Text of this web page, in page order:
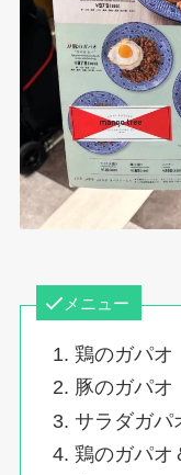
メニュー
鶏のガパオ
豚のガパオ
サラダガパ
鶏のガパオ